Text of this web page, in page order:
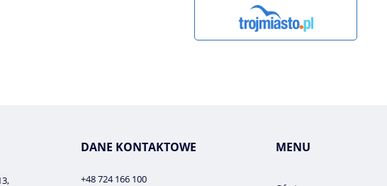
DANE KONTAKTOWE
+48 724 166 100
MENU